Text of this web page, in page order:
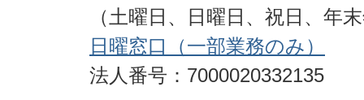
（土曜日、日曜日、祝日、年
日曜窓口（一部業務のみ）
法人番号：7000020332135